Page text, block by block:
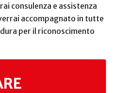
consulenza e assistenza
accompagnato in tutte
per il riconoscimento